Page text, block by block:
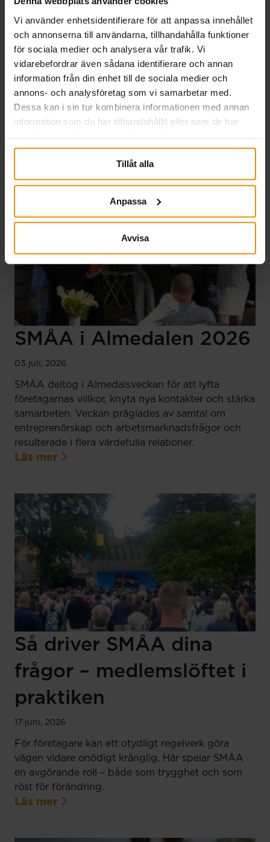
Vi använder enhetsidentifierare för att anpassa innehållet
och annonserna till användarna, tillhandahålla funktioner
för sociala medier och analysera vår trafik. Vi
vidarebefordrar även sådana identifierare och annan
information från din enhet till de sociala medier och
annons- och analysföretag som vi samarbetar med.
Dessa kan i sin tur kombinera informationen med annan
information som du har tillhandahållit eller som de har
Tillåt alla
Anpassa
Avvisa
20 juli, 2026
På grund av en teknisk störning i a-kassornas
gemensamma system genomförs en extra
utbetalning den 27 juli. Den ordinarie
registrerats för utbetalning senast 20 juli. Har din
SMÅA i Almedalen 2026
03 juli, 2026
SMÅA deltog i Almedalsveckan för att lyfta
företagarnas villkor, knyta nya kontakter och stärka
samarbeten. Veckan präglades av samtal om
entreprenörskap och arbetsmarknadsfrågor och
resulterade i flera värdefulla relationer.
Läs mer
Så driver SMÅA dina
frågor – medlemslöftet i
praktiken
17 juni, 2026
För företagare kan ett otydligt regelverk göra
vägen vidare onödigt krånglig. Här spelar SMÅA
en avgörande roll – både som trygghet och som
röst för förändring.
Läs mer